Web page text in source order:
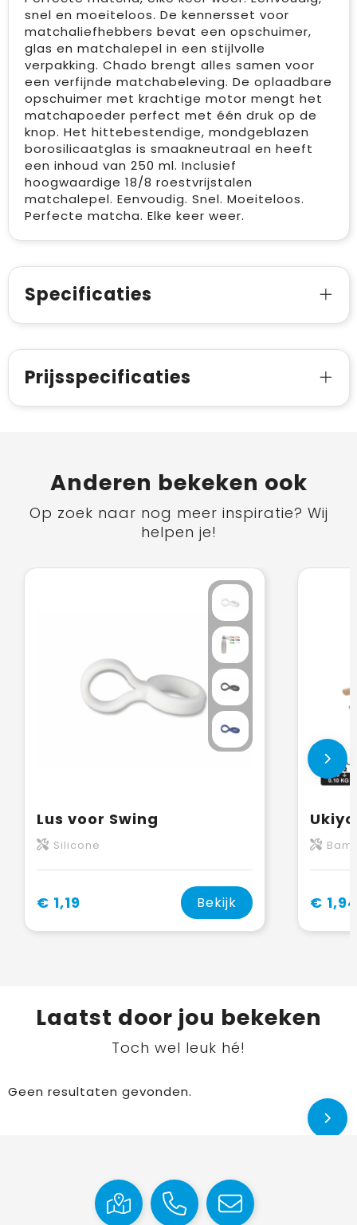
snel en moeiteloos. De kennersset voor
matchaliefhebbers bevat een opschuimer,
glas en matchalepel in een stijlvolle
verpakking. Chado brengt alles samen voor
een verfijnde matchabeleving. De oplaadbare
opschuimer met krachtige motor mengt het
matchapoeder perfect met één druk op de
knop. Het hittebestendige, mondgeblazen
borosilicaatglas is smaakneutraal en heeft
een inhoud van 250 ml. Inclusief
hoogwaardige 18/8 roestvrijstalen
matchalepel. Eenvoudig. Snel. Moeiteloos.
Perfecte matcha. Elke keer weer.
Specificaties
Prijsspecificaties
Anderen bekeken ook
Op zoek naar nog meer inspiratie? Wij
helpen je!
Lus voor Swing
Silicone
€ 1,19 Bekijk €
Laatst door jou bekeken
Toch wel leuk hé!
Geen resultaten gevonden.